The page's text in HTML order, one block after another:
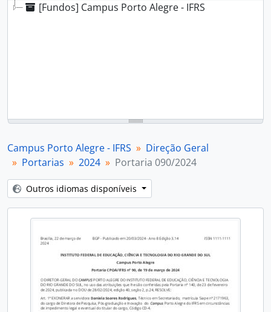
[Fundos] Campus Porto Alegre - IFRS
Campus Porto Alegre - IFRS
Direção Geral
Portarias
2024 Portaria 090/2024
Outros idiomas disponíveis